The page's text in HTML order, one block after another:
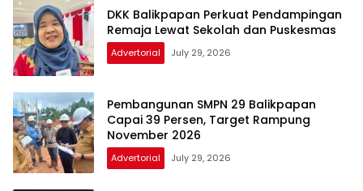
DKK Balikpapan Perkuat Pendampingan
Remaja Lewat Sekolah dan Puskesmas
Advertorial July 29, 2026
Pembangunan SMPN 29 Balikpapan
Capai 39 Persen, Target Rampung
November 2026
Advertorial July 29, 2026